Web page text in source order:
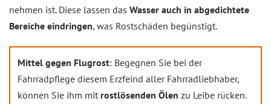
nehmen ist. Diese lassen das Wasser auch in abgedichtete
Bereiche eindringen, was Rostschäden begünstigt.
Mittel gegen Flugrost: Begegnen Sie bei der
Fahrradpflege diesem Erzfeind aller Fahrradliebhaber,
können Sie ihm mit rostlösenden Ölen zu Leibe rücken.